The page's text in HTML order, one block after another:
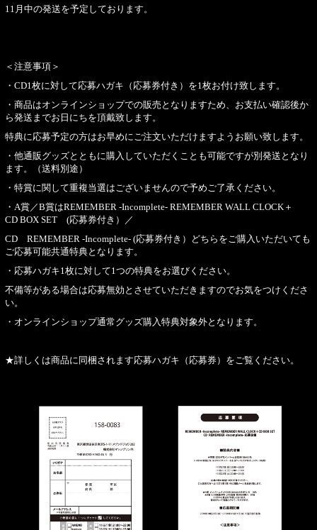
11月中の発送を予定しております。
＜注意事項＞
・CD1枚に対して応募ハガキ（応募券付き）を1枚お付け致します。
・商品はオンラインショップでの販売となりますため、お支払い確認後か
ら発送までお日にちを頂戴致します。
特典に応募予定の方はお早めにご注文いただけますようお願い致します。
・他通販グッズとともに購入していただくことも可能ですが別発送となり
ます。（送料別途）
・特賞に関して重複当選はございませんので予めご了承ください。
・A賞／B賞はREMEMBER -Incomplete- REMEMBER WALL CLOCK＋
CD BOX SET (応募券付き）／
CD REMEMBER -Incomplete- (応募券付き）どちらをご購入いただいても
ご応募可能共通特典となります。
・応募ハガキ1枚に対して1つの特典をお選びください。
不備等がある場合は応募無効とさせていただきますのでお気をつけくださ
い。
・オンラインショップ通常グッズ購入特典対象外となります。
★詳しくは商品に同梱されます応募ハガキ（応募券）をご覧ください。